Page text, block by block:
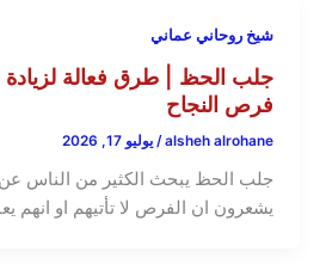
شيخ روحاني عماني
جلب الحظ | طرق فعالة
فرص النجاح
alsheh alrohane
/يوليو 17, 2026
جلب الحظ يبحث الكثير من الناس
يشعرون ان الفرص لا تأتيهم او انهم